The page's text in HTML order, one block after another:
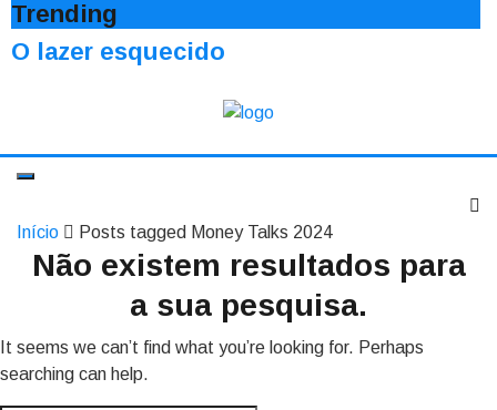
Trending
O lazer esquecido
Início Posts tagged Money Talks 2024
Não existem resultados para
a sua pesquisa.
It seems we can’t find what you’re looking for. Perhaps
searching can help.